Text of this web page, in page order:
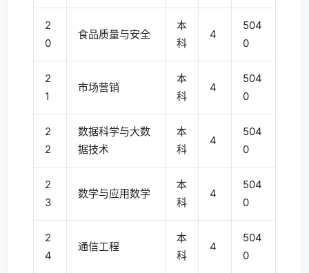
2
0
食品质量与安全
本
科
4
504
0
2
1
市场营销
本
科
4
504
0
2
2
数据科学与大数
据技术
本
科
4
504
0
2
3
数学与应用数学
本
科
4
504
0
2
4
通信工程
本
科
4
504
0